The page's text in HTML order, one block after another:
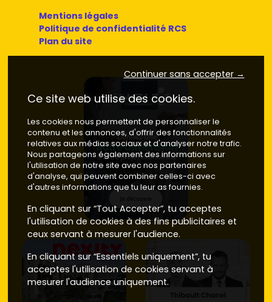
Mentions légales
Politique de confidentialité RCS
Plan du site
Continuer sans accepter →
Ce site web utilise des cookies.
Les cookies nous permettent de personnaliser le
contenu et les annonces, d'offrir des fonctionnalités
relatives aux médias sociaux et d'analyser notre trafic.
Nous partageons également des informations sur
l'utilisation de notre site avec nos partenaires
d'analyse, qui peuvent combiner celles-ci avec
d'autres informations que tu leur as fournies.
En cliquant sur “Tout Accepter”, tu acceptes
l'utilisation de cookies à des fins publicitaires et
ceux servant à mesurer l'audience.
En cliquant sur “Essentiels uniquement”, tu
acceptes l'utilisation de cookies servant à
mesurer l'audience uniquement.